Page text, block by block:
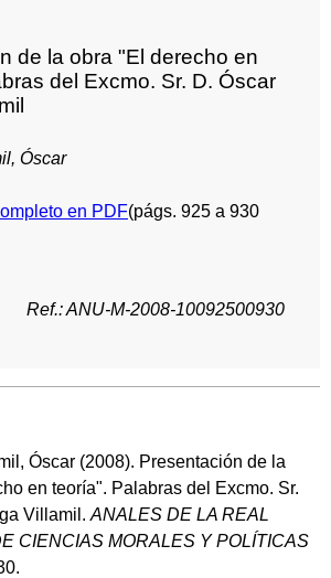
de la obra "El derecho en
del Excmo. Sr. D. Óscar
Óscar
en PDF(págs. 925 a 930
Ref.: ANU-M-2008-10092500930
Óscar (2008). Presentación de la
en teoría". Palabras del Excmo. Sr.
Villamil.ANALES DE LA REAL
CIENCIAS MORALES Y POLÍTICAS